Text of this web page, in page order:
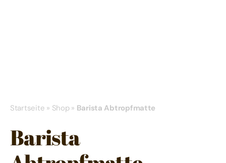
Startseite » Shop» Barista Abtropfmatte
Barista